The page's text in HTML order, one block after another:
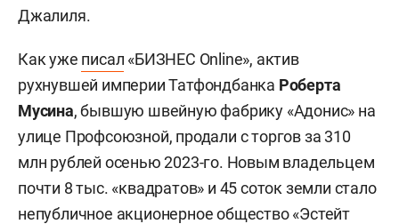
Джалиля.
Как уже писал «БИЗНЕС Online», актив
рухнувшей империи Татфондбанка Роберта
Мусина, бывшую швейную фабрику «Адонис» на
улице Профсоюзной, продали с торгов за 310
млн рублей осенью 2023-го. Новым владельцем
почти 8 тыс. «квадратов» и 45 соток земли стало
непубличное акционерное общество «Эстейт